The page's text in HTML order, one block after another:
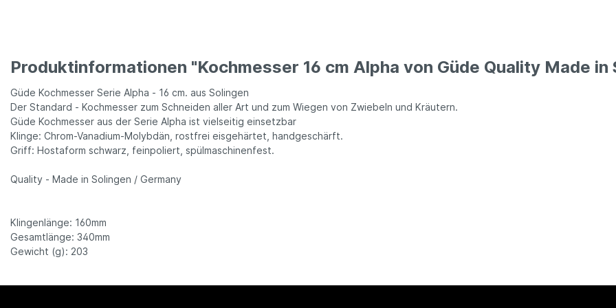
Produktinformationen "Kochmesser 16 cm Alpha von Güde Quality Made in
Güde Kochmesser Serie Alpha - 16 cm. aus Solingen
Der Standard - Kochmesser zum Schneiden aller Art und zum Wiegen von Zwiebeln und Kräutern.
Güde Kochmesser aus der Serie Alpha ist vielseitig einsetzbar
Klinge: Chrom-Vanadium-Molybdän, rostfrei eisgehärtet, handgeschärft.
Griff: Hostaform schwarz, feinpoliert, spülmaschinenfest.
Quality - Made in Solingen / Germany
Klingenlänge: 160mm
Gesamtlänge: 340mm
Gewicht (g): 203